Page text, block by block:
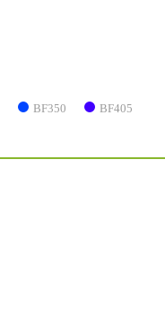
BF350 BF405